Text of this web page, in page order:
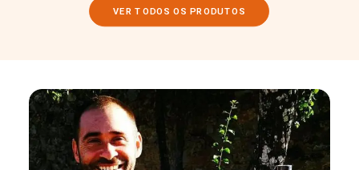
VER TODOS OS PRODUTOS